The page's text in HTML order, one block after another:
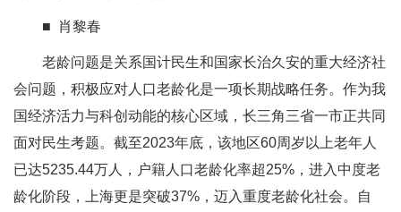
■ 肖黎春
老龄问题是关系国计民生和国家长治久安的重大经济社
会问题，积极应对人口老龄化是一项长期战略任务。作为我
国经济活力与科创动能的核心区域，长三角三省一市正共同
面对民生考题。截至2023年底，该地区60周岁以上老年人
已达5235.44万人，户籍人口老龄化率超25%，进入中度老
龄化阶段，上海更是突破37%，迈入重度老龄化社会。自